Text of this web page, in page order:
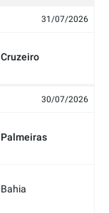
31/07/2026
Cruzeiro
30/07/2026
Palmeiras
Bahia